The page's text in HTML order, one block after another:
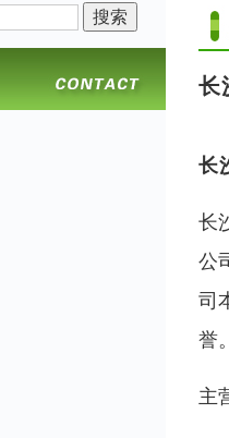
长
长
长
公
司
誉
主